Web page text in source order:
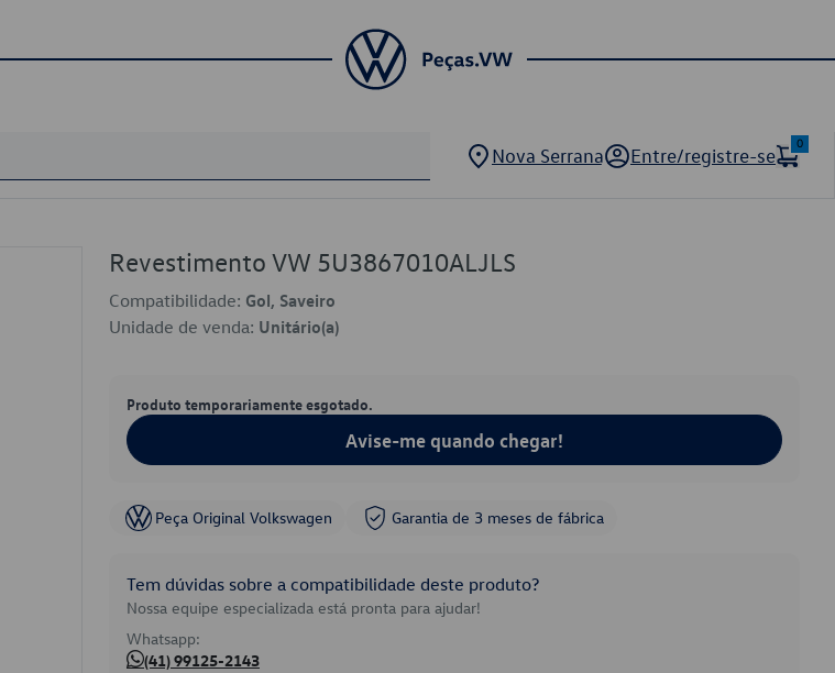
Nova Serrana Entre/registre-se
0
Revestimento VW 5U3867010ALJLS
Compatibilidade: Gol, Saveiro
Unidade de venda: Unitário(a)
Produto temporariamente esgotado.
Avise-me quando chegar!
Peça Original Volkswagen Garantia de 3 meses de fábrica
Tem dúvidas sobre a compatibilidade deste produto?
Nossa equipe especializada está pronta para ajudar!
Whatsapp:
(41) 99125-2143